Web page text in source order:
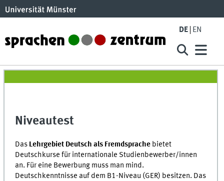
DE EN
Niveautest
Das Lehrgebiet Deutsch als Fremdsprache bietet
Deutschkurse für internationale Studienbewerber/innen
an. Für eine Bewerbung muss man mind.
Deutschkenntnisse auf dem B1-Niveau (GER) besitzen. Das